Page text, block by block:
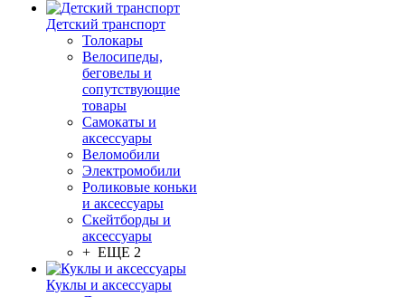
Детский транспорт
Толокары
Велосипеды,
беговелы и
сопутствующие
товары
Самокаты и
аксессуары
Веломобили
Электромобили
Роликовые коньки
и аксессуары
Скейтборды и
аксессуары
+ ЕЩЕ 2
Куклы и аксессуары